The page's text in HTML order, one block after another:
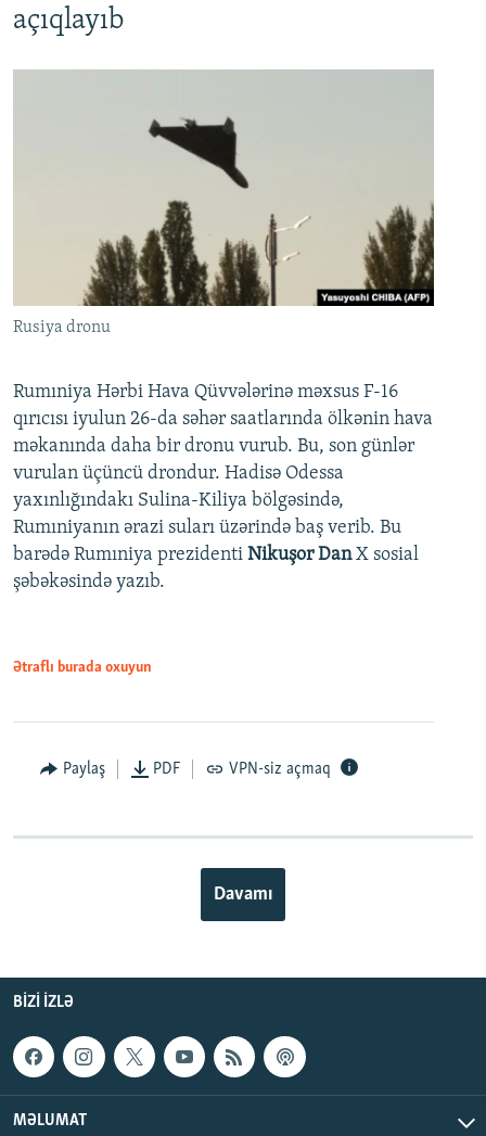
açıqlayıb
Rusiya dronu
Rumıniya Hərbi Hava Qüvvələrinə məxsus F-16
qırıcısı iyulun 26-da səhər saatlarında ölkənin hava
məkanında daha bir dronu vurub. Bu, son günlər
vurulan üçüncü drondur. Hadisə Odessa
yaxınlığındakı Sulina-Kiliya bölgəsində,
Rumıniyanın ərazi suları üzərində baş verib. Bu
barədə Rumıniya prezidenti Nikuşor DanX sosial
şəbəkəsində yazıb.
Ətraflı burada oxuyun
Paylaş PDF VPN-siz açmaq
Davamı
BIZI IZLƏ
MƏLUMAT